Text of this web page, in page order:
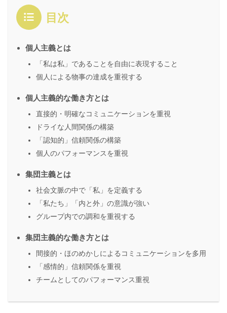
目次
個人主義とは
「私は私」であることを自由に表現すること
個人による物事の達成を重視する
個人主義的な働き方とは
直接的・明確なコミュニケーションを重視
ドライな人間関係の構築
「認知的」信頼関係の構築
個人のパフォーマンスを重視
集団主義とは
社会文脈の中で「私」を定義する
「私たち」「内と外」の意識が強い
グループ内での調和を重視する
集団主義的な働き方とは
間接的・ほのめかしによるコミュニケーションを多用
「感情的」信頼関係を重視
チームとしてのパフォーマンス重視